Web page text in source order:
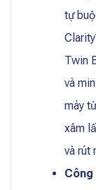
tự
Twin
và
máy
xâm
và rút
Công